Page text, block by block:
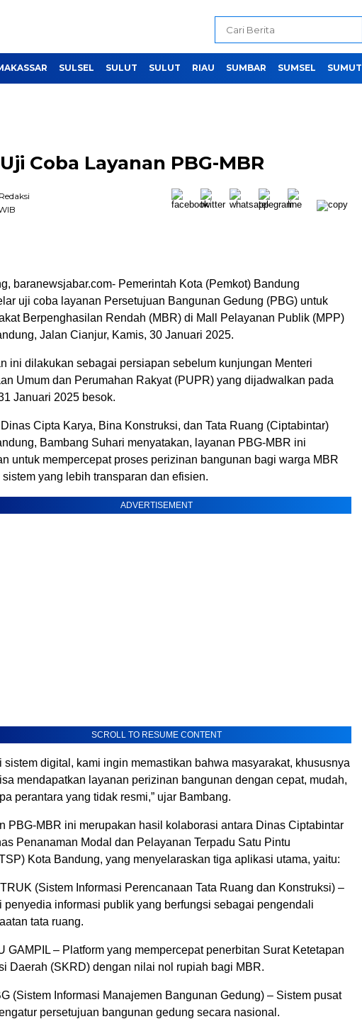
SULSEL SULUT SULUT RIAU SUMBAR SUMSEL SUMUT
Coba Layanan PBG-MBR
baranewsjabar.com- Pemerintah Kota (Pemkot) Bandung
uji coba layanan Persetujuan Bangunan Gedung (PBG) untuk
Berpenghasilan Rendah (MBR) di Mall Pelayanan Publik (MPP)
Jalan Cianjur, Kamis, 30 Januari 2025.
ini dilakukan sebagai persiapan sebelum kunjungan Menteri
Umum dan Perumahan Rakyat (PUPR) yang dijadwalkan pada
Januari 2025 besok.
Cipta Karya, Bina Konstruksi, dan Tata Ruang (Ciptabintar)
Bambang Suhari menyatakan, layanan PBG-MBR ini
untuk mempercepat proses perizinan bangunan bagi warga MBR
yang lebih transparan dan efisien.
ADVERTISEMENT
SCROLL TO RESUME CONTENT
sistem digital, kami ingin memastikan bahwa masyarakat, khususnya
mendapatkan layanan perizinan bangunan dengan cepat, mudah,
perantara yang tidak resmi,” ujar Bambang.
PBG-MBR ini merupakan hasil kolaborasi antara Dinas Ciptabintar
Penanaman Modal dan Pelayanan Terpadu Satu Pintu
Kota Bandung, yang menyelaraskan tiga aplikasi utama, yaitu:
(Sistem Informasi Perencanaan Tata Ruang dan Konstruksi) –
penyedia informasi publik yang berfungsi sebagai pengendali
tata ruang.
GAMPIL – Platform yang mempercepat penerbitan Surat Ketetapan
Daerah (SKRD) dengan nilai nol rupiah bagi MBR.
(Sistem Informasi Manajemen Bangunan Gedung) – Sistem pusat
persetujuan bangunan gedung secara nasional.